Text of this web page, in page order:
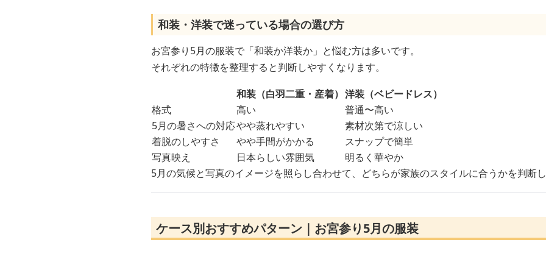
和装・洋装で迷っている場合の選び方
お宮参り5月の服装で「和装か洋装か」と悩む方は多いです。
それぞれの特徴を整理すると判断しやすくなります。
和装（白羽二重・産着） 洋装（ベビードレス）
格式
高い
普通〜高い
5月の暑さへの対応やや蒸れやすい
素材次第で涼しい
着脱のしやすさ
やや手間がかかる
スナップで簡単
写真映え
日本らしい雰囲気
明るく華やか
5月の気候と写真のイメージを照らし合わせて、どちらが家族のスタイルに合うかを判断し
ケース別おすすめパターン｜お宮参り5月の服装